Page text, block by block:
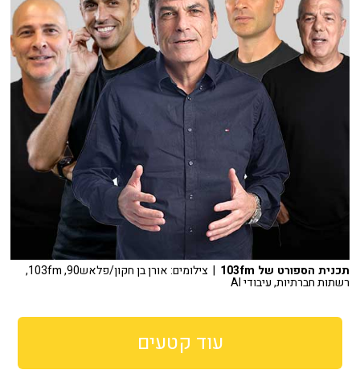
תכנית הספורט של 103fm | צילומים: אורן בן חקון/פלאש90, 103fm,
רשתות חברתיות, עיבודי AI
עוד קטעים